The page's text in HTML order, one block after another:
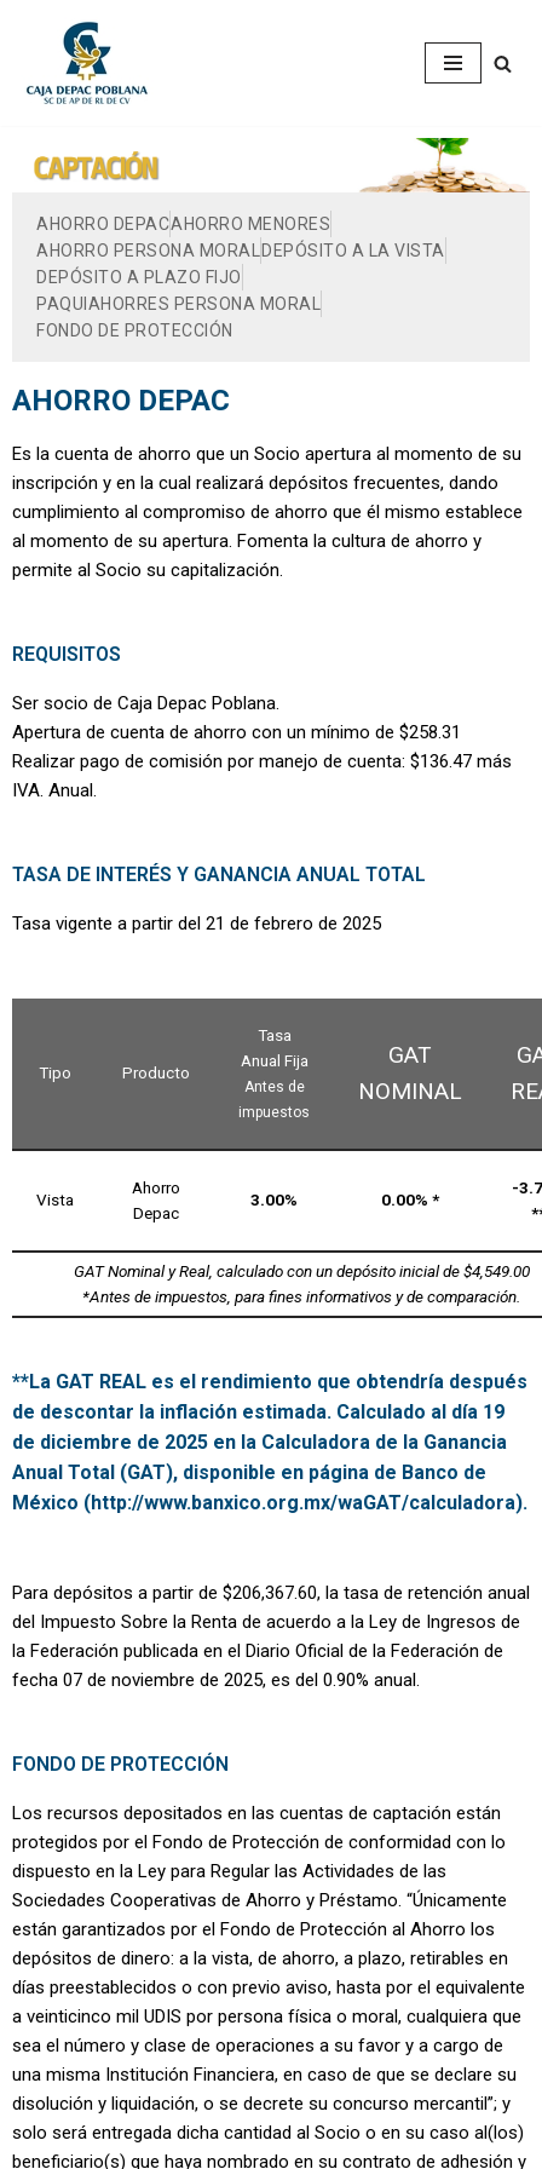
al
AHORRO DEPACAHORRO MENORES
AHORRO PERSONA MORAL DEPÓSITO A LA VISTA
DEPÓSITO A PLAZO FIJO
PAQUIAHORRES PERSONA MORAL
FONDO DE PROTECCIÓN
AHORRO DEPAC
Es la cuenta de ahorro que un Socio apertura al momento de su
inscripción y en la cual realizará depósitos frecuentes, dando
cumplimiento al compromiso de ahorro que él mismo establece
al momento de su apertura. Fomenta la cultura de ahorro y
permite al Socio su capitalización
REQUISITOS
Ser socio de Caja Depac Poblana.
Apertura de cuenta de ahorro con un mínimo de $258.31
Realizar pago de comisión por manejo de cuenta: $136.47 más
IVA. Anual.
TASA DE INTERÉS Y GANANCIA ANUAL TOTAL
Tasa vigente a partir del 21 de febrero de 2025
Tipo Producto
Tasa
Anual Fija
Antes de
impuestos
GAT
NOMINAL
Vista
Ahorro
Depac
3.00% 0.00% *
-
GAT Nominal y Real, calculado con un depósito inicial de $4,549.00
*Antes de impuestos, para fines informativos y de comparación.
**La GAT REAL es el rendimiento que obtendría después
de descontar la inflación estimada. Calculado al día 19
de diciembre de 2025 en la Calculadora de la Ganancia
Anual Total (GAT), disponible en página de Banco de
México (http://www.banxico.org.mx/waGAT/calculadora).
Para depósitos a partir de $206,367.60, la tasa de retención anual
del Impuesto Sobre la Renta de acuerdo a la Ley de Ingresos de
la Federación publicada en el Diario Oficial de la Federación de
fecha 07 de noviembre de 2025, es del 0.90% anual.
FONDO DE PROTECCIÓN
Los recursos depositados en las cuentas de captación están
protegidos por el Fondo de Protección de conformidad con lo
dispuesto en la Ley para Regular las Actividades de las
Sociedades Cooperativas de Ahorro y Préstamo. “Únicamente
están garantizados por el Fondo de Protección al Ahorro los
depósitos de dinero: a la vista, de ahorro, a plazo, retirables en
días preestablecidos o con previo aviso, hasta por el equivalente
a veinticinco mil UDIS por persona física o moral, cualquiera que
sea el número y clase de operaciones a su favor y a cargo de
una misma Institución Financiera, en caso de que se declare su
disolución y liquidación, o se decrete su concurso mercantil”; y
solo será entregada dicha cantidad al Socio o en su caso al(los)
beneficiario(s) que haya nombrado en su contrato de adhesión y